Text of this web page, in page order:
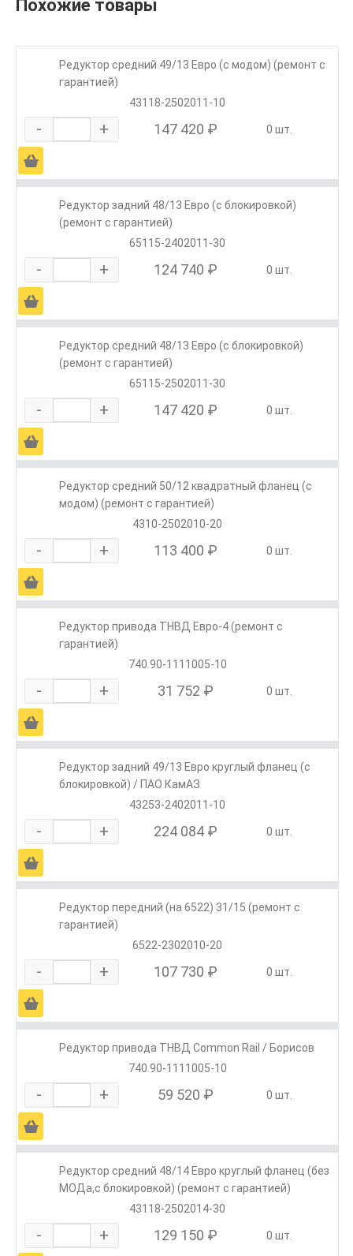
Похожие товары
Редуктор средний 49/13 Евро (с модом) (ремонт с
гарантией)
43118-2502011-10
- + 147 420 ₽ 0 шт.
Ä
Редуктор задний 48/13 Евро (с блокировкой)
(ремонт с гарантией)
65115-2402011-30
- + 124 740 ₽ 0 шт.
Ä
Редуктор средний 48/13 Евро (с блокировкой)
(ремонт с гарантией)
65115-2502011-30
- + 147 420 ₽ 0 шт.
Ä
Редуктор средний 50/12 квадратный фланец (с
модом) (ремонт с гарантией)
4310-2502010-20
- + 113 400 ₽ 0 шт.
Ä
Редуктор привода ТНВД Евро-4 (ремонт с
гарантией)
740.90-1111005-10
- + 31 752 ₽ 0 шт.
Ä
Редуктор задний 49/13 Евро круглый фланец (с
блокировкой) / ПАО КамАЗ
43253-2402011-10
- + 224 084 ₽ 0 шт.
Ä
Редуктор передний (на 6522) 31/15 (ремонт с
гарантией)
6522-2302010-20
- + 107 730 ₽ 0 шт.
Ä
Редуктор привода ТНВД Common Rail / Борисов
740.90-1111005-10
- + 59 520 ₽ 0 шт.
Ä
Редуктор средний 48/14 Евро круглый фланец (без
МОДа,с блокировкой) (ремонт с гарантией)
43118-2502014-30
- + 129 150 ₽ 0 шт.